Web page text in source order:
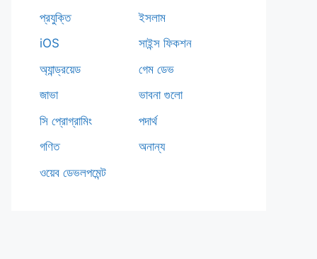
{
প্রযুক্তি
iOS
অ্যান্ড্রয়েড
জাভা
সি প্রোগ্রামিং
গণিত
ওয়েব ডেভলপমেন্ট
ইসলাম
সাইন্স ফিকশন
গেম ডেভ
ভাবনা গুলো
পদার্থ
অনান্য